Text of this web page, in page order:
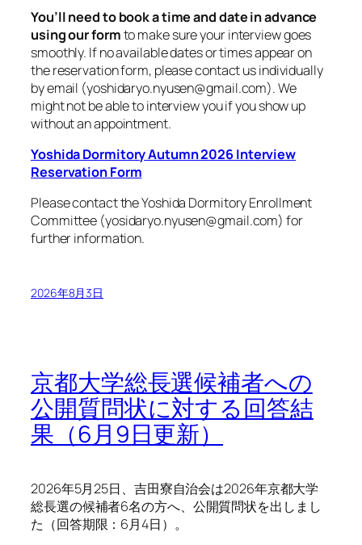
You’ll need to book a time and date in advance
using our formto make sure your interview goes
smoothly. If no available dates or times appear on
the reservation form, please contact us individually
by email (yoshidaryo.nyusen@gmail.com). We
might not be able to interview you if you show up
without an appointment.
Yoshida Dormitory Autumn 2026 Interview
Reservation Form
Please contact the Yoshida Dormitory Enrollment
Committee (yosidaryo.nyusen@gmail.com) for
further information.
2026年8月3日
京都大学総長選候補者への
公開質問状に対する回答結
果（6月9日更新）
2026年5月25日、吉田寮自治会は2026年京都大学
総長選の候補者6名の方へ、公開質問状を出しまし
た（回答期限：6月4日）。